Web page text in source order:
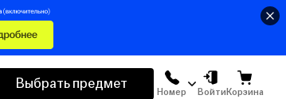
Выбрать предмет
Номер ВойтиКорзина